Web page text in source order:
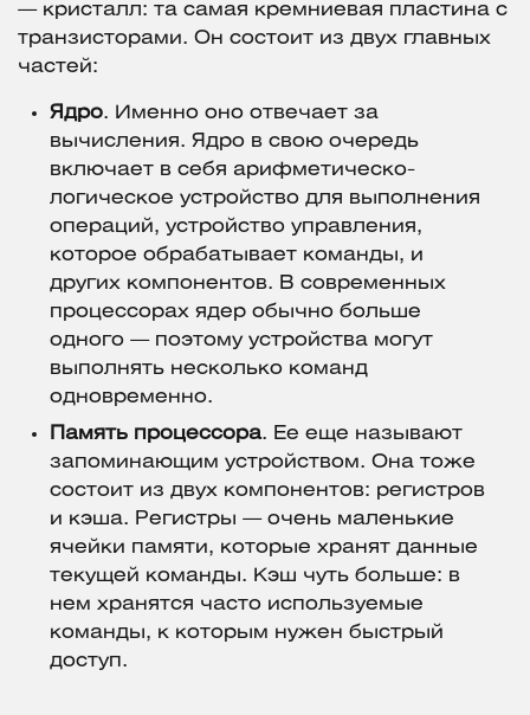
— кристалл: та самая кремниевая пластина с
транзисторами. Он состоит из двух главных
частей:
Ядро. Именно оно отвечает за
вычисления. Ядро в свою очередь
включает в себя арифметическо-
логическое устройство для выполнения
операций, устройство управления,
которое обрабатывает команды, и
других компонентов. В современных
процессорах ядер обычно больше
одного — поэтому устройства могут
выполнять несколько команд
одновременно.
Память процессора. Ее еще называют
запоминающим устройством. Она тоже
состоит из двух компонентов: регистров
и кэша. Регистры — очень маленькие
ячейки памяти, которые хранят данные
текущей команды. Кэш чуть больше: в
нем хранятся часто используемые
команды, к которым нужен быстрый
доступ.